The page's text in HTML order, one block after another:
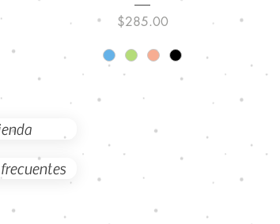
Precio
$285.00